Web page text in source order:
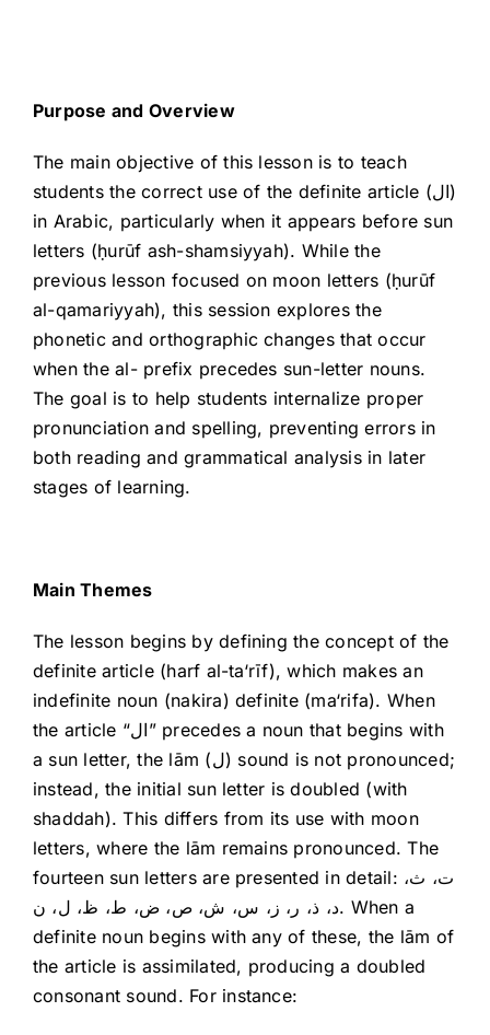
Purpose and Overview
The main objective of this lesson is to teach
students the correct use of the definite article (ال)
in Arabic, particularly when it appears before sun
letters (ḥurūf ash-shamsiyyah). While the
previous lesson focused on moon letters (ḥurūf
al-qamariyyah), this session explores the
phonetic and orthographic changes that occur
when the al- prefix precedes sun-letter nouns.
The goal is to help students internalize proper
pronunciation and spelling, preventing errors in
both reading and grammatical analysis in later
stages of learning.
Main Themes
The lesson begins by defining the concept of the
definite article (harf al-ta‘rīf), which makes an
indefinite noun (nakira) definite (ma‘rifa). When
the article “ال” precedes a noun that begins with
a sun letter, the lām (ل) sound is not pronounced;
instead, the initial sun letter is doubled (with
shaddah). This differs from its use with moon
letters, where the lām remains pronounced. The
fourteen sun letters are presented in detail: ت، ث،
د، ذ، ر، ز، س، ش، ص، ض، ط، ظ، ل، ن. When a
definite noun begins with any of these, the lām of
the article is assimilated, producing a doubled
consonant sound. For instance: